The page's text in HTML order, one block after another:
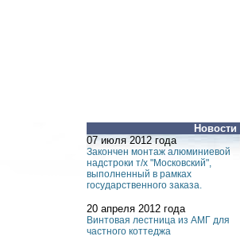
Новости
07 июля 2012 года
Закончен монтаж алюминиевой
надстроки т/х "Московский",
выполненный в рамках
государственного заказа.
20 апреля 2012 года
Винтовая лестница из АМГ для
частного коттеджа